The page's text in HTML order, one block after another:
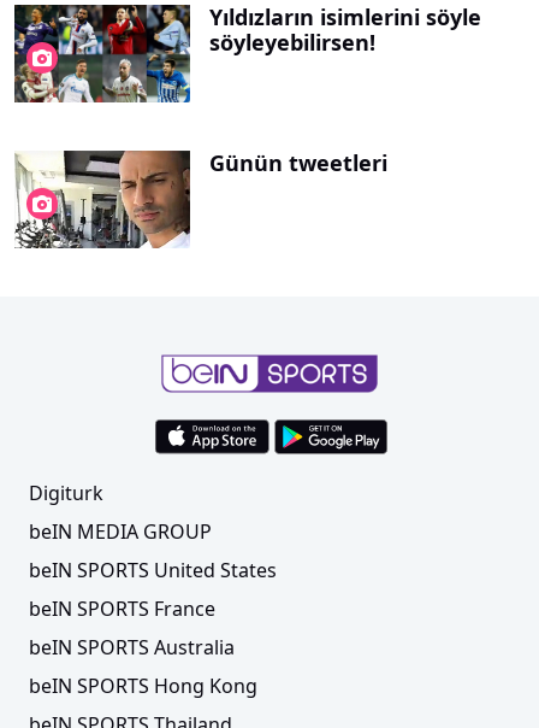
Yıldızların isimlerini söyle
söyleyebilirsen!
Günün tweetleri
Digiturk
beIN MEDIA GROUP
beIN SPORTS United States
beIN SPORTS France
beIN SPORTS Australia
beIN SPORTS Hong Kong